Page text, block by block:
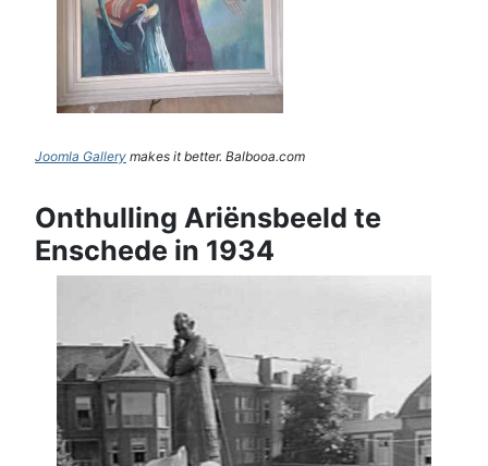
Joomla Gallery makes it better. Balbooa.com
Onthulling Ariënsbeeld te
Enschede in 1934